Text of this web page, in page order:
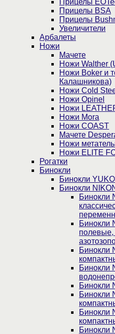
Прицелы
Прицелы BSA
Прицелы
Увеличители
Арбалеты
Ножи
Мачете
Ножи Walther
Ножи Boker и
Калашникова)
Ножи Cold
Ножи Opinel
Ножи
Ножи Mora
Ножи COAST
Мачете
Ножи
Ножи ELITE
Рогатки
Бинокли
Бинокли
Бинокли
Бинокли
Бинокли
Бинокли
Бинокли
Бинокли
Бинокли
Бинокли
Бинокли